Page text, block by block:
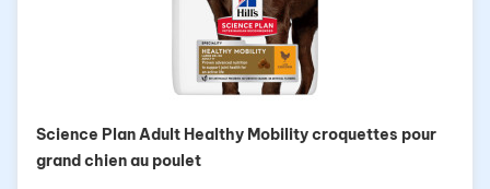
Science Plan Adult Healthy Mobility croquettes pour
grand chien au poulet